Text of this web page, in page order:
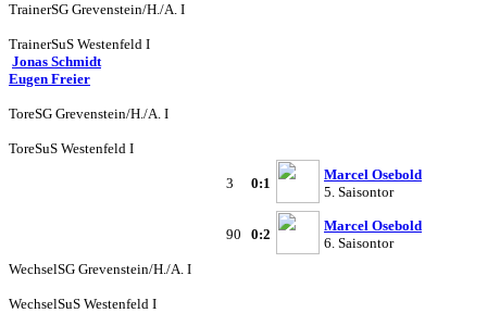
TrainerSG Grevenstein/H./A. I
TrainerSuS Westenfeld I
Jonas Schmidt
Eugen Freier
ToreSG Grevenstein/H./A. I
ToreSuS Westenfeld I
3 0:1
Marcel Osebold
5. Saisontor
90 0:2
Marcel Osebold
6. Saisontor
WechselSG Grevenstein/H./A. I
WechselSuS Westenfeld I